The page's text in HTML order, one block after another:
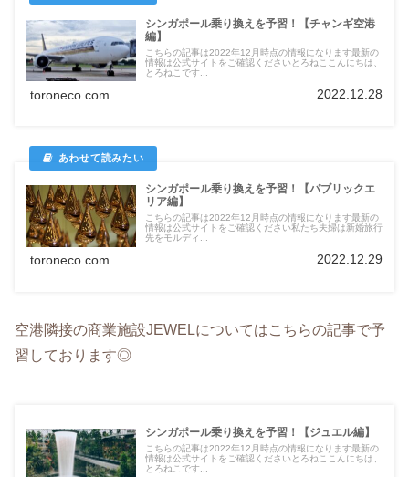
シンガポール乗り換えを予習！【チャンギ空港
編】
こちらの記事は2022年12月時点の情報になります最新の
情報は公式サイトをご確認くださいとろねここんにちは、
とろねこです...
toroneco.com 2022.12.28
シンガポール乗り換えを予習！【パブリックエ
リア編】
こちらの記事は2022年12月時点の情報になります最新の
情報は公式サイトをご確認ください私たち夫婦は新婚旅行
先をモルディ...
toroneco.com 2022.12.29
空港隣接の商業施設JEWELについてはこちらの記事で予
習しております◎
シンガポール乗り換えを予習！【ジュエル編】
こちらの記事は2022年12月時点の情報になります最新の
情報は公式サイトをご確認くださいとろねここんにちは、
とろねこです...